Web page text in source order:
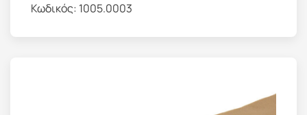
Κωδικός: 1005.0003